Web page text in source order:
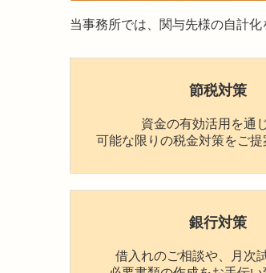
当事務所では、関与先様の自計
節税対策
資金の有効活用を通
可能な限りの税金対策をご提
銀行対策
借入れのご相談や、月次